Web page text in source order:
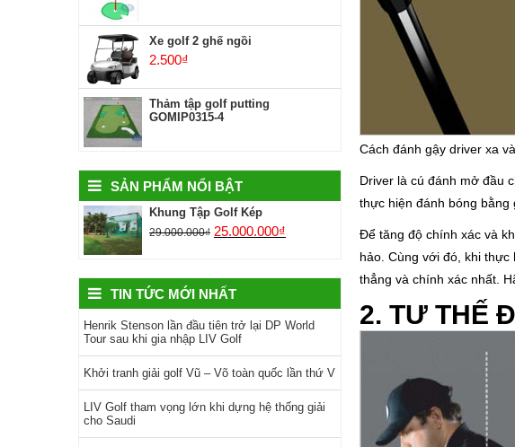
Cách đánh gậy driver xa
Driver là cú đánh mở đầu
thực hiện đánh bóng bằng
Để tăng độ chính xác và
hảo. Cùng với đó, khi thực
thẳng và chính xác nhất.
2. TƯ THẾ
Xe golf 2 ghế ngồi
2.500₫
Thảm tập golf putting
GOMIP0315-4
SẢN PHẨM NỔI BẬT
Khung Tập Golf Kép
29.000.000₫ 25.000.000₫
TIN TỨC MỚI NHẤT
Henrik Stenson lần đầu tiên trở lại DP World
Tour sau khi gia nhập LIV Golf
Khởi tranh giải golf Vũ – Võ toàn quốc lần thứ V
LIV Golf tham vọng lớn khi dựng hệ thống giải
cho Saudi